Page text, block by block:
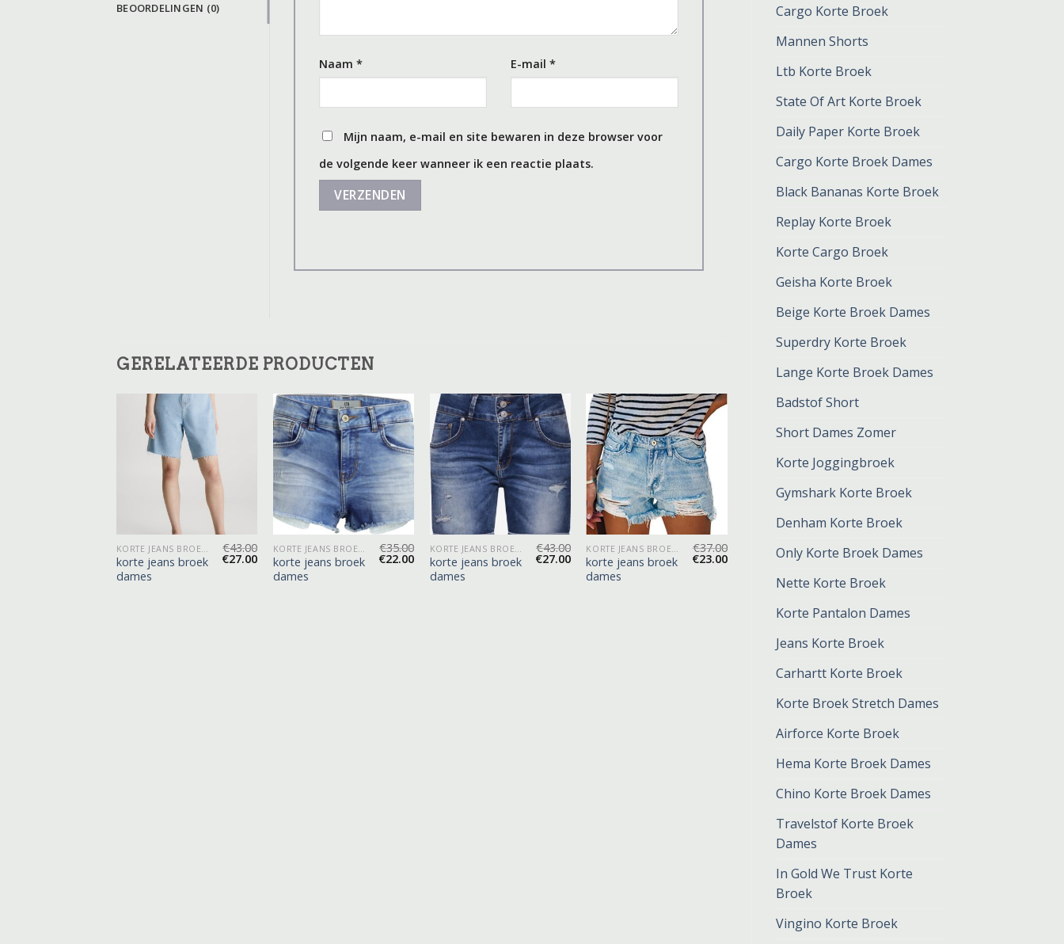
Cargo Korte Broek
Mannen Shorts
Ltb Korte Broek
State Of Art Korte Broek
Daily Paper Korte Broek
Cargo Korte Broek Dames
Black Bananas Korte Broek
Replay Korte Broek
Korte Cargo Broek
Geisha Korte Broek
Beige Korte Broek Dames
Superdry Korte Broek
Lange Korte Broek Dames
Badstof Short
Short Dames Zomer
Korte Joggingbroek
Gymshark Korte Broek
Denham Korte Broek
Only Korte Broek Dames
Nette Korte Broek
Korte Pantalon Dames
Jeans Korte Broek
Carhartt Korte Broek
Korte Broek Stretch Dames
Airforce Korte Broek
Hema Korte Broek Dames
Chino Korte Broek Dames
Travelstof Korte Broek
Dames
In Gold We Trust Korte
Broek
Vingino Korte Broek
BEOORDELINGEN (0)
Naam * E-mail *
Mijn naam, e-mail en site bewaren in deze browser voor
de volgende keer wanneer ik een reactie plaats.
GERELATEERDE PRODUCTEN
korte jeans broek
dames
€43.00
€27.00
korte jeans broek
dames
€35.00
€22.00
korte jeans broek
dames
€43.00
€27.00
korte jeans broek
dames
€37.00
€23.00